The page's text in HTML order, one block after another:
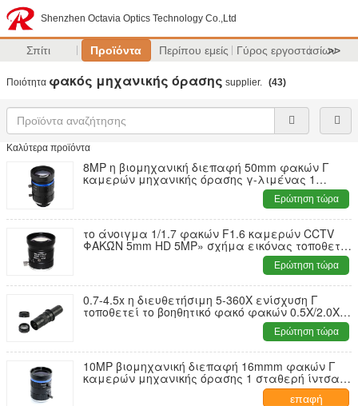
Shenzhen Octavia Optics Technology Co.,Ltd
Σπίτι Προϊόντα Περίπου εμείς Γύρος εργοστασίων
>>
Ποιότητα φακός μηχανικής όρασης supplier. (43)
Καλύτερα προϊόντα
8MP η βιομηχανική διεπαφή 50mm φακών Γ
καμερών μηχανικής όρασης γ-λιμένας 1
ίντσας καθόρισε το φακό εστίασης FAΕρώτηση τώρα
το άνοιγμα 1/1.7 φακών F1.6 καμερών CCTV
ΦΑΚΏΝ 5mm HD 5MP» σχήμα εικόνας τοποθετεί
το Γ για το βιομηχανικό οδικό έλεγχοΕρώτηση τώρα
0.7-4.5x η διευθετήσιμη 5-360X ενίσχυση Γ
τοποθετεί το βοηθητικό φακό φακών 0.5X/2.0X
Barlow για τη κάμερα μικροσκοπίωνΕρώτηση τώρα
10MP βιομηχανική διεπαφή 16mmm φακών Γ
καμερών μηχανικής όρασης 1 σταθερή ίντσα
εστίαση για τη κάμερα σμέουρων γ-λιμένων
επαφή